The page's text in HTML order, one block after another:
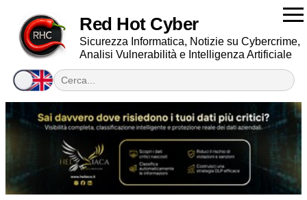
Red Hot Cyber
Sicurezza Informatica, Notizie su Cybercrime,
Analisi Vulnerabilità e Intelligenza Artificiale